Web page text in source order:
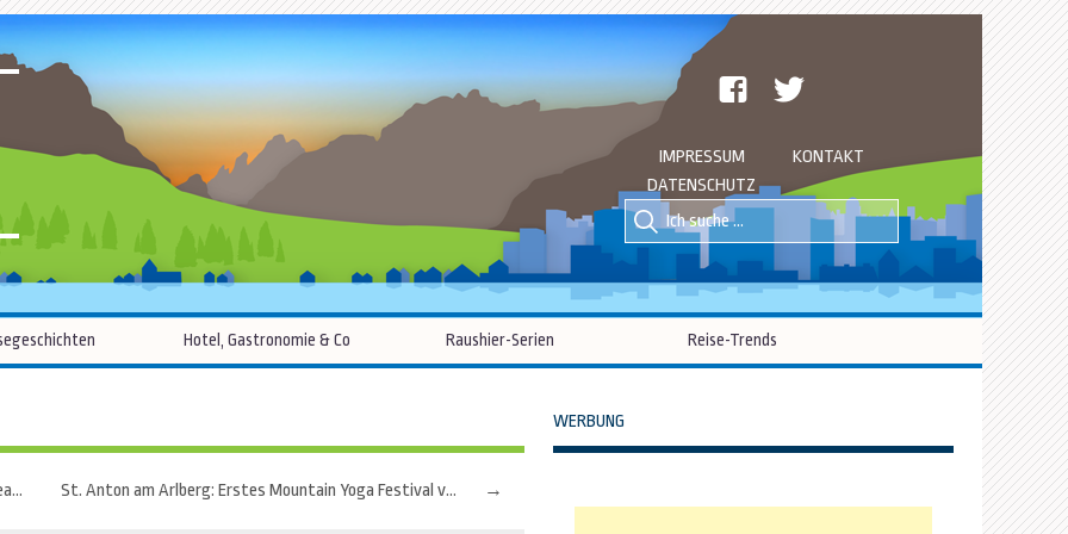
facebook
IMPRESSUM
KONTAKT
DATENSCHUTZ
Suche
nach::
Suche
nach:
Hotel, Gastronomie & Co Raushier-Serien Reise-Trends
Lissabon auf den Straßen: Kostenfreie Konzerte, Theater und Kino unter freiem Himmel →
St. Anton am Arlberg: Erstes Mountain Yoga Festival von 1. bis 4. September
WERBUNG